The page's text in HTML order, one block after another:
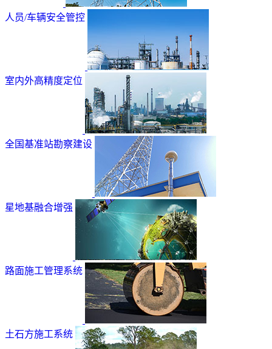
人员/车辆安全管控
室内外高精度定位
全国基准站勘察建设
星地基融合增强
路面施工管理系统
土石方施工系统